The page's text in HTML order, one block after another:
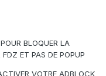
BLOQUER LA
ET PAS DE POPUP
VOTRE ADBLOCK